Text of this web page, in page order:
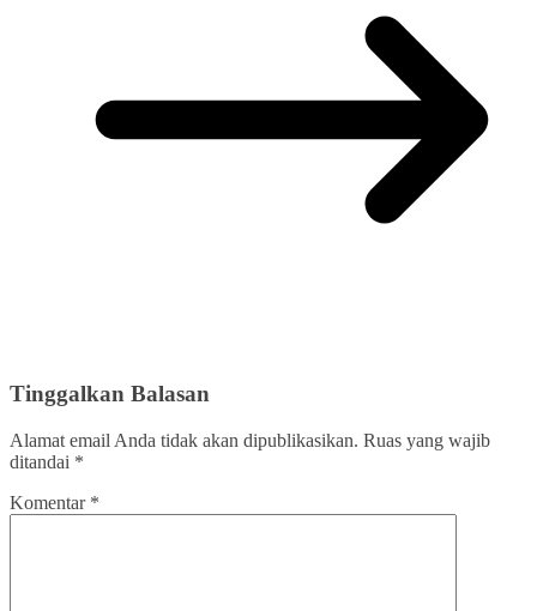
Tinggalkan Balasan
Alamat email Anda tidak akan dipublikasikan. Ruas yang wajib
ditandai *
Komentar *